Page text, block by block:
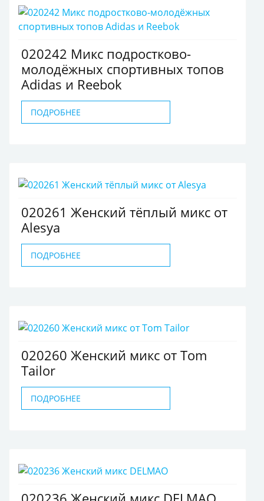
020242 Микс подростково-
молодёжных спортивных топов
Adidas и Reebok
ПОДРОБНЕЕ
020261 Женский тёплый микс от
Alesya
ПОДРОБНЕЕ
020260 Женский микс от Tom
Tailor
ПОДРОБНЕЕ